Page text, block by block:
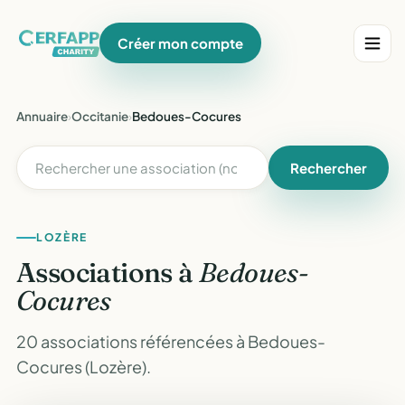
Créer mon compte
Annuaire›Occitanie›Bedoues-Cocures
Rechercher
LOZÈRE
Associations àBedoues-
Cocures
20 associations référencées à Bedoues-
Cocures (Lozère).